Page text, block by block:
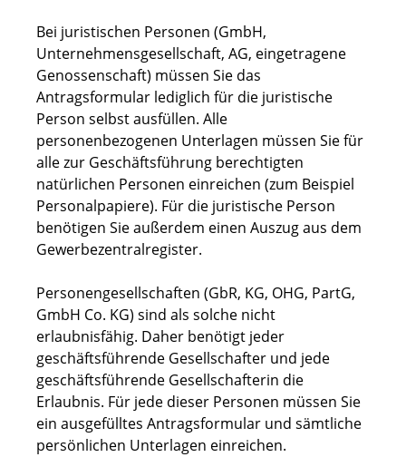
Bei juristischen Personen (GmbH,
Unternehmensgesellschaft, AG, eingetragene
Genossenschaft) müssen Sie das
Antragsformular lediglich für die juristische
Person selbst ausfüllen. Alle
personenbezogenen Unterlagen müssen Sie für
alle zur Geschäftsführung berechtigten
natürlichen Personen einreichen (zum Beispiel
Personalpapiere). Für die juristische Person
benötigen Sie außerdem einen Auszug aus dem
Gewerbezentralregister.
Personengesellschaften (GbR, KG, OHG, PartG,
GmbH Co. KG) sind als solche nicht
erlaubnisfähig. Daher benötigt jeder
geschäftsführende Gesellschafter und jede
geschäftsführende Gesellschafterin die
Erlaubnis. Für jede dieser Personen müssen Sie
ein ausgefülltes Antragsformular und sämtliche
persönlichen Unterlagen einreichen.